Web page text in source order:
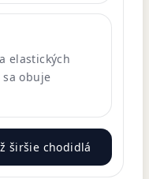
elastických
obuje
širšie chodidlá